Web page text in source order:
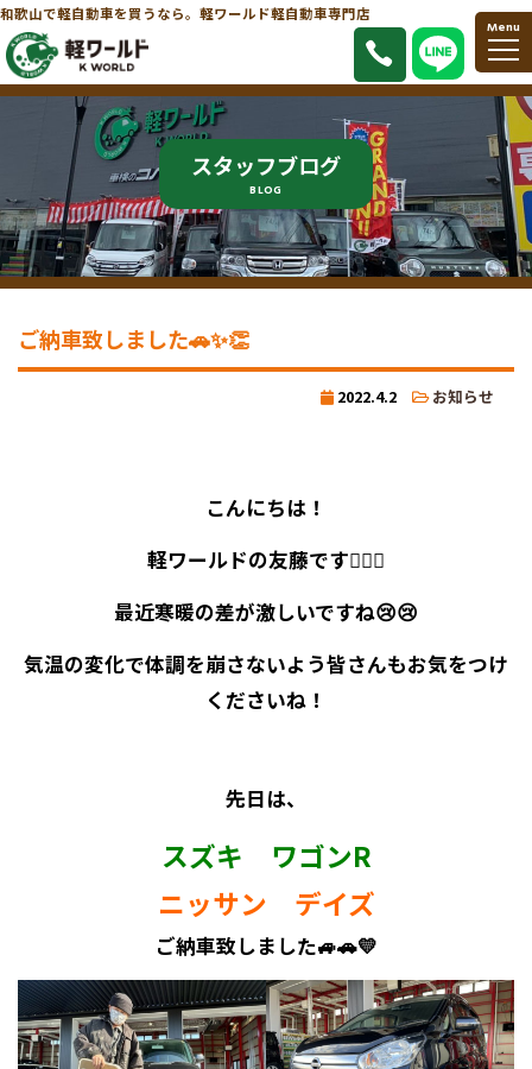
和歌山で軽自動車を買うなら。軽ワールド軽自動車専門店
Menu
スタッフブログ
BLOG
ご納車致しました🚗✨👏
2022.4.2 お知らせ
こんにちは！
軽ワールドの友藤です🙋‍♀️✨
最近寒暖の差が激しいですね😢😢
気温の変化で体調を崩さないよう皆さんもお気をつけ
くださいね！
先日は、
スズキ ワゴンR
ニッサン デイズ
ご納車致しました🚙🚗💛